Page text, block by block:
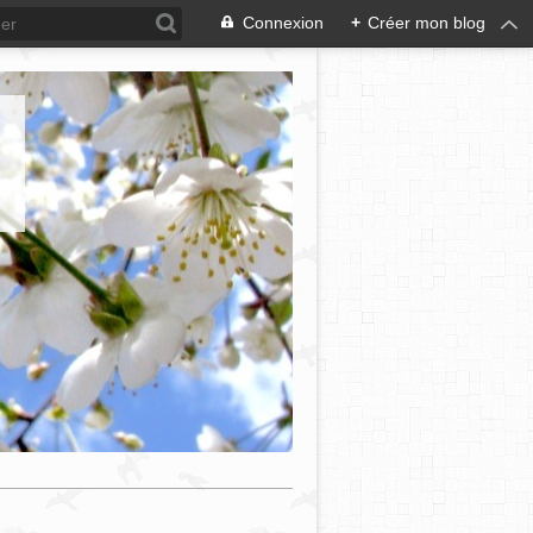
Connexion + Créer mon blog